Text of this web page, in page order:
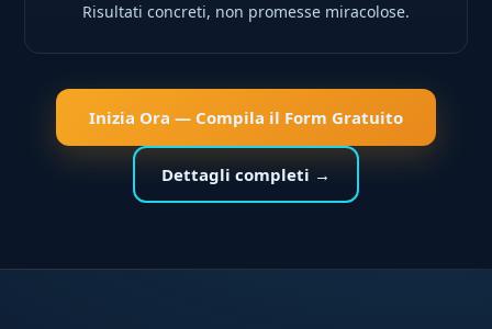
Risultati concreti, non promesse miracolose.
Inizia Ora — Compila il Form Gratuito
Dettagli completi →